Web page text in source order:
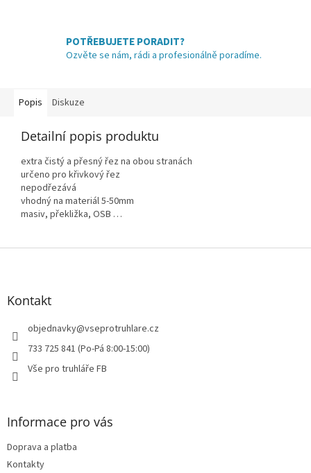
POTŘEBUJETE PORADIT?
Ozvěte se nám, rádi a profesionálně poradíme.
Popis Diskuze
Detailní popis produktu
extra čistý a přesný řez na obou stranách
určeno pro křivkový řez
nepodřezává
vhodný na materiál 5-50mm
masiv, překližka, OSB …
Z
Kontakt
objednavky@vseprotruhlare.cz
733 725 841 (Po-Pá 8:00-15:00)
Vše pro truhláře FB
Informace pro vás
Doprava a platba
Kontakty